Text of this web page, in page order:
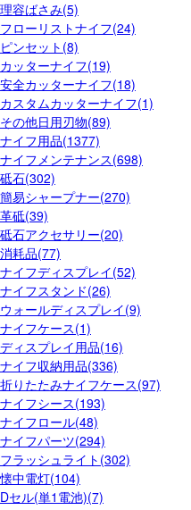
理容ばさみ(5)
フローリストナイフ(24)
ピンセット(8)
カッターナイフ(19)
安全カッターナイフ(18)
カスタムカッターナイフ(1)
その他日用刃物(89)
ナイフ用品(1377)
ナイフメンテナンス(698)
砥石(302)
簡易シャープナー(270)
革砥(39)
砥石アクセサリー(20)
消耗品(77)
ナイフディスプレイ(52)
ナイフスタンド(26)
ウォールディスプレイ(9)
ナイフケース(1)
ディスプレイ用品(16)
ナイフ収納用品(336)
折りたたみナイフケース(97)
ナイフシース(193)
ナイフロール(48)
ナイフパーツ(294)
フラッシュライト(302)
懐中電灯(104)
Dセル(単1電池)(7)